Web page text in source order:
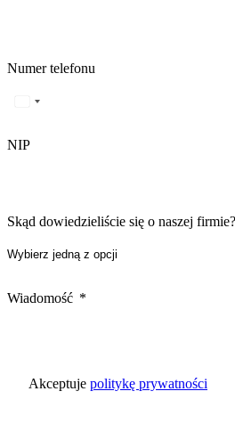
Numer telefonu
NIP
Skąd dowiedzieliście się o naszej firmie?
Wiadomość
Akceptuje politykę prywatności